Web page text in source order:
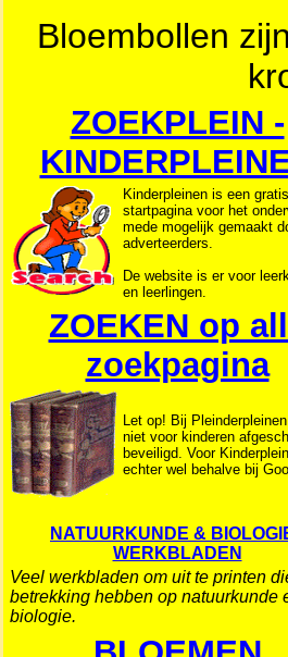
Bloembollen
ZOEKPLEIN -
Kinderpleinen is een gratis
startpagina voor het
mede mogelijk gemaakt
adverteerders.
De website is er voor
en leerlingen.
ZOEKEN op
zoekpagina
Let op! Bij
niet voor kinderen
beveiligd. Voor
echter wel behalve bij
NATUURKUNDE &
WERKBLADEN
Veel werkbladen om uit te printen
betrekking hebben op natuurkunde
biologie.